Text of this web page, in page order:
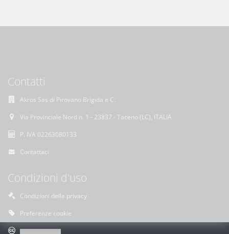
Contatti
Akros Sas di Pirovano Brigida e C.
Via Provinciale Nord n. 1 - 23837 - Taceno (LC), ITALIA
P. IVA 02263080133
Contattaci
Condizioni d'uso
Condizioni della privacy
Preferenze cookie